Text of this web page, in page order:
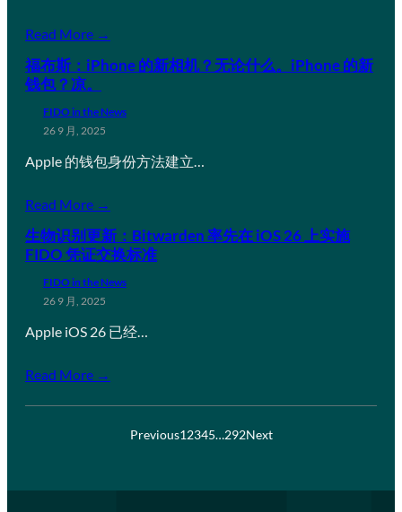
Read More →
福布斯：iPhone 的新相机？无论什么。iPhone 的新
钱包？凉。
FIDO in the News
26 9 月, 2025
Apple 的钱包身份方法建立…
Read More →
生物识别更新：Bitwarden 率先在 iOS 26 上实施
FIDO 凭证交换标准
FIDO in the News
26 9 月, 2025
Apple iOS 26 已经…
Read More →
Previous12345…292Next